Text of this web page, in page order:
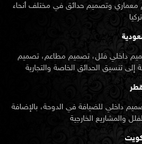
معماري وتصميم حدائق في مختلف أنحاء
داخلي فلل، تصميم مطاعم، تصميم
داخلي للضيافة في الدوحة، بالإضافة